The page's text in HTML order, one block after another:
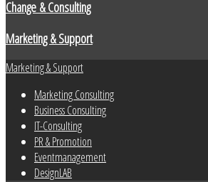
Change & Consulting
Marketing & Support
Marketing & Support
Marketing Consulting
Business Consulting
IT-Consulting
PR & Promotion
Eventmanagement
DesignLAB